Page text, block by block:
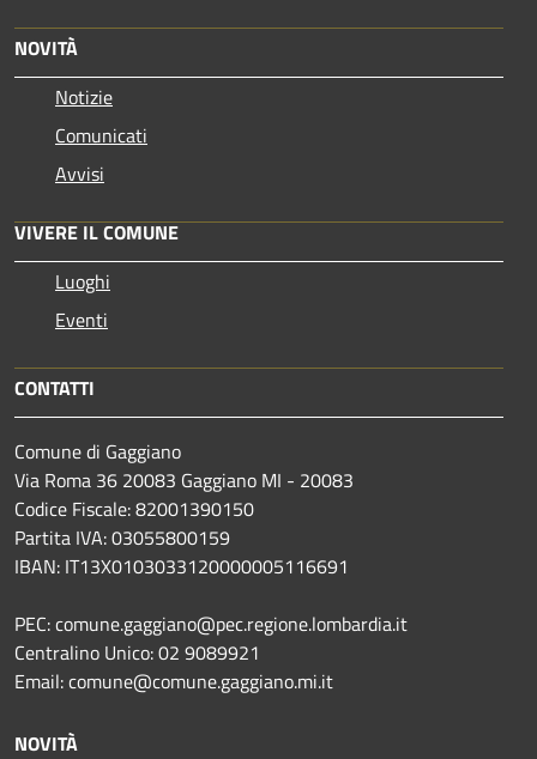
NOVITÀ
Notizie
Comunicati
Avvisi
VIVERE IL COMUNE
Luoghi
Eventi
CONTATTI
Comune di Gaggiano
Via Roma 36 20083 Gaggiano MI - 20083
Codice Fiscale: 82001390150
Partita IVA: 03055800159
IBAN: IT13X0103033120000005116691
PEC: comune.gaggiano@pec.regione.lombardia.it
Centralino Unico: 02 9089921
Email: comune@comune.gaggiano.mi.it
NOVITÀ